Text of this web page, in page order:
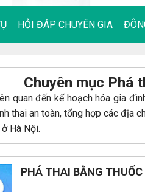
HỎI ĐÁP CHUYÊN GIA
Chuyên mục Phá
quan đến kế hoạch hóa gia
thai an toàn, tổng hợp các địa
Hà Nội.
PHÁ THAI BẰNG